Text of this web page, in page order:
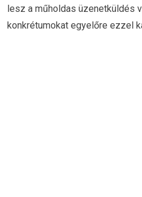
lesz a műholdas üzenetküldés
konkrétumokat egyelőre ezzel